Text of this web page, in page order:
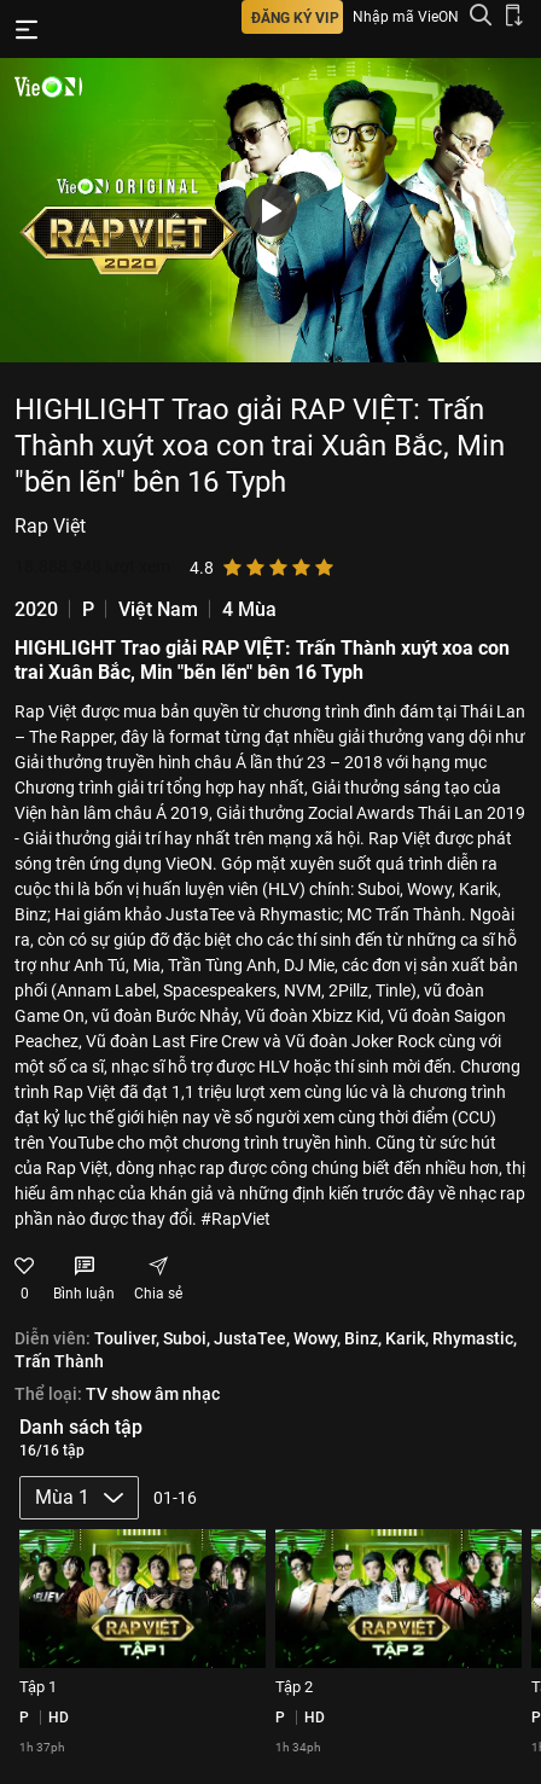
ĐĂNG KÝ VIP Nhập mã VieON
HIGHLIGHT Trao giải RAP VIỆT: Trấn
Thành xuýt xoa con trai Xuân Bắc, Min
"bẽn lẽn" bên 16 Typh
Rap Việt
4.8
2020 P Việt Nam
4 Mùa
HIGHLIGHT Trao giải RAP VIỆT: Trấn Thành xuýt xoa con
trai Xuân Bắc, Min "bẽn lẽn" bên 16 Typh
Rap Việt được mua bản quyền từ chương trình đình đám tại Thái Lan
– The Rapper, đây là format từng đạt nhiều giải thưởng vang dội như
Giải thưởng truyền hình châu Á lần thứ 23 – 2018 với hạng mục
Chương trình giải trí tổng hợp hay nhất, Giải thưởng sáng tạo của
Viện hàn lâm châu Á 2019, Giải thưởng Zocial Awards Thái Lan 2019
- Giải thưởng giải trí hay nhất trên mạng xã hội. Rap Việt được phát
sóng trên ứng dụng VieON. Góp mặt xuyên suốt quá trình diễn ra
cuộc thi là bốn vị huấn luyện viên (HLV) chính: Suboi, Wowy, Karik,
Binz; Hai giám khảo JustaTee và Rhymastic; MC Trấn Thành. Ngoài
ra, còn có sự giúp đỡ đặc biệt cho các thí sinh đến từ những ca sĩ hỗ
trợ như Anh Tú, Mia, Trần Tùng Anh, DJ Mie, các đơn vị sản xuất bản
phối (Annam Label, Spacespeakers, NVM, 2Pillz, Tinle), vũ đoàn
Game On, vũ đoàn Bước Nhảy, Vũ đoàn Xbizz Kid, Vũ đoàn Saigon
Peachez, Vũ đoàn Last Fire Crew và Vũ đoàn Joker Rock cùng với
một số ca sĩ, nhạc sĩ hỗ trợ được HLV hoặc thí sinh mời đến. Chương
trình Rap Việt đã đạt 1,1 triệu lượt xem cùng lúc và là chương trình
đạt kỷ lục thế giới hiện nay về số người xem cùng thời điểm (CCU)
trên YouTube cho một chương trình truyền hình. Cũng từ sức hút
của Rap Việt, dòng nhạc rap được công chúng biết đến nhiều hơn, thị
hiếu âm nhạc của khán giả và những định kiến trước đây về nhạc rap
phần nào được thay đổi. #RapViet
0 Bình luận Chia sẻ
Diễn viên: Touliver,Suboi,JustaTee,Wowy, Binz, Karik, Rhymastic,
Trấn Thành
Thể loại: TV show âm nhạc
Danh sách tập
16/16 tập
Mùa 1 01-16
Tập 1
P HD
1h 37ph
Tập 2
P HD
1h 34ph
P